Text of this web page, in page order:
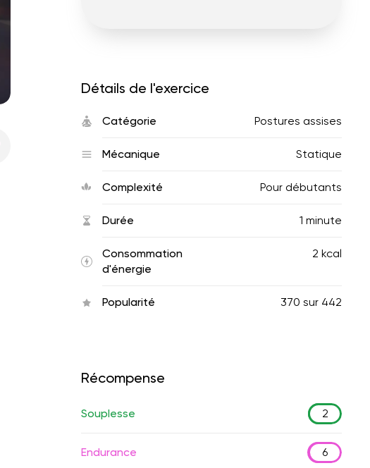
Détails de l'exercice
Catégorie Postures assises
Mécanique Statique
Complexité Pour débutants
Durée 1 minute
Consommation
d'énergie
2 kcal
Popularité 370 sur 442
Récompense
Souplesse 2
Endurance 6